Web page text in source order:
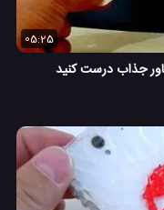
05:25
جذاب درست کنید